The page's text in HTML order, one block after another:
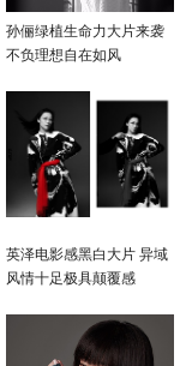
孙俪绿植生命力大片来袭
不负理想自在如风
英泽电影感黑白大片 异域
风情十足极具颠覆感